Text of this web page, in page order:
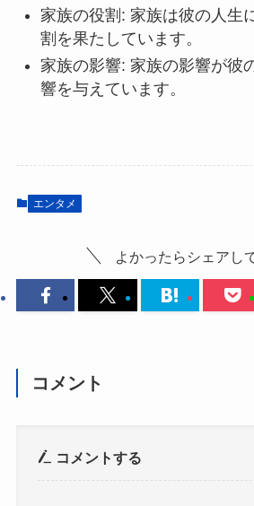
家族の役割: 家族は彼の人生
割を果たしています。
家族の影響: 家族の影響が彼
響を与えています。
エンタメ
よかったらシェアし
コメント
コメントする